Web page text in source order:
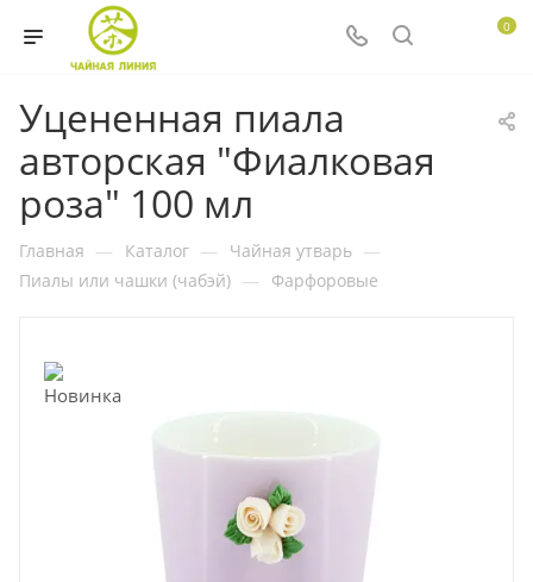
0
Уцененная пиала
авторская "Фиалковая
роза" 100 мл
Главная — Каталог — Чайная утварь —
Пиалы или чашки (чабэй) — Фарфоровые